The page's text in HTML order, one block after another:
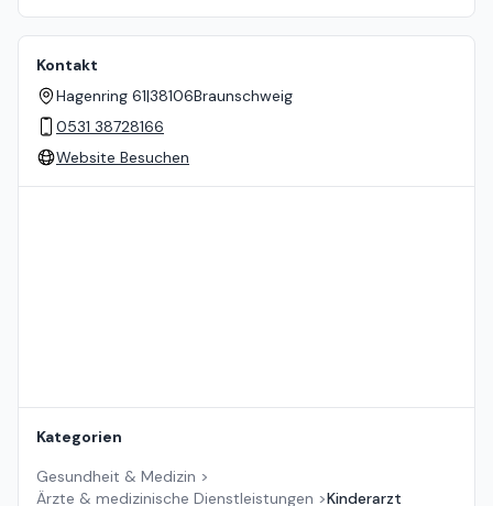
Kontakt
Hagenring 61|38106Braunschweig
0531 38728166
Website Besuchen
Kategorien
Gesundheit & Medizin >
Ärzte & medizinische Dienstleistungen >Kinderarzt